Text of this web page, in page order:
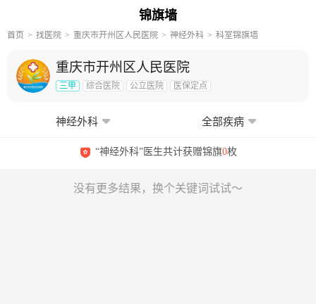
锦旗墙
首页 找医院 重庆市开州区人民医院 神经外科 科室锦旗墙
重庆市开州区人民医院
三甲 综合医院 公立医院 医保定点
神经外科 全部疾病
“神经外科”医生共计获赠锦旗0枚
没有更多结果，换个关键词试试～